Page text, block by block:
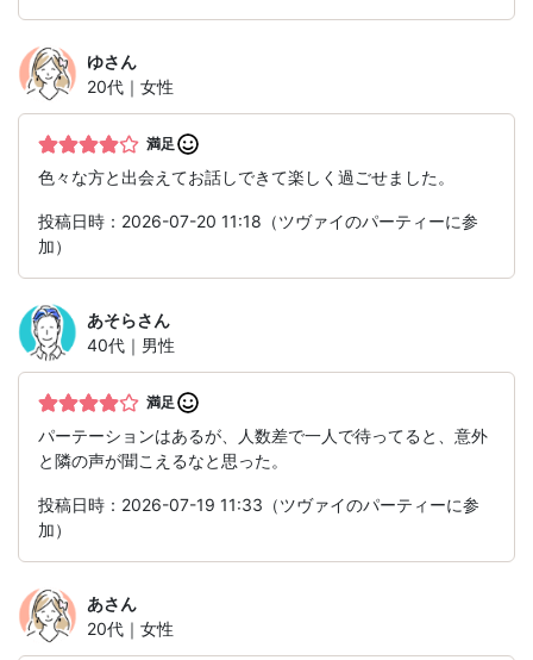
ゆさん
20代｜女性
満足
色々な方と出会えてお話しできて楽しく過ごせました。
投稿日時：2026-07-20 11:18（ツヴァイのパーティーに参
加）
あそらさん
40代｜男性
満足
パーテーションはあるが、人数差で一人で待ってると、意外
と隣の声が聞こえるなと思った。
投稿日時：2026-07-19 11:33（ツヴァイのパーティーに参
加）
あさん
20代｜女性